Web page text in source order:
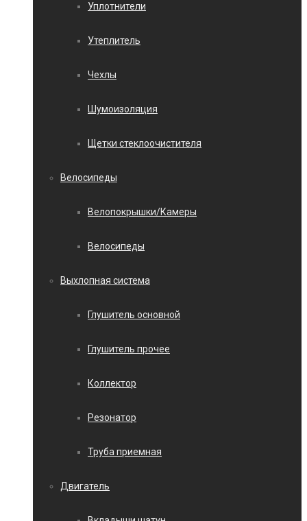
Уплотнители
Утеплитель
Чехлы
Шумоизоляция
Щетки стеклоочистителя
Велосипеды
Велопокрышки/Камеры
Велосипеды
Выхлопная система
Глушитель основной
Глушитель прочее
Коллектор
Резонатор
Труба приемная
Двигатель